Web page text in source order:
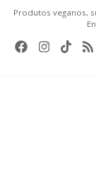
Produtos veganos,